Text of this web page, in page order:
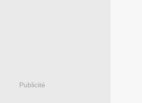
Publicité